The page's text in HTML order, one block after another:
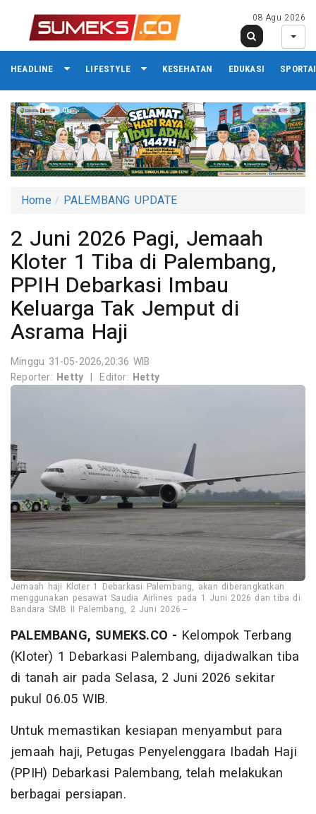
08 Agu 2026
HEADLINE LIFESTYLE KESEHATAN EDUKASI
Home PALEMBANG UPDATE
2 Juni 2026 Pagi, Jemaah
Kloter 1 Tiba di Palembang,
PPIH Debarkasi Imbau
Keluarga Tak Jemput di
Asrama Haji
Minggu 31-05-2026,20:36 WIB
Reporter: Hetty | Editor: Hetty
Jemaah haji Kloter 1 Debarkasi Palembang, akan diberangkatkan
menggunakan pesawat Saudia Airlines pada 1 Juni 2026 dan tiba di
Bandara SMB II Palembang, 2 Juni 2026.--
PALEMBANG, SUMEKS.CO - Kelompok Terbang
(Kloter) 1 Debarkasi Palembang, dijadwalkan tiba
di tanah air pada Selasa, 2 Juni 2026 sekitar
pukul 06.05 WIB.
Untuk memastikan kesiapan menyambut para
jemaah haji, Petugas Penyelenggara Ibadah Haji
(PPIH) Debarkasi Palembang, telah melakukan
berbagai persiapan.